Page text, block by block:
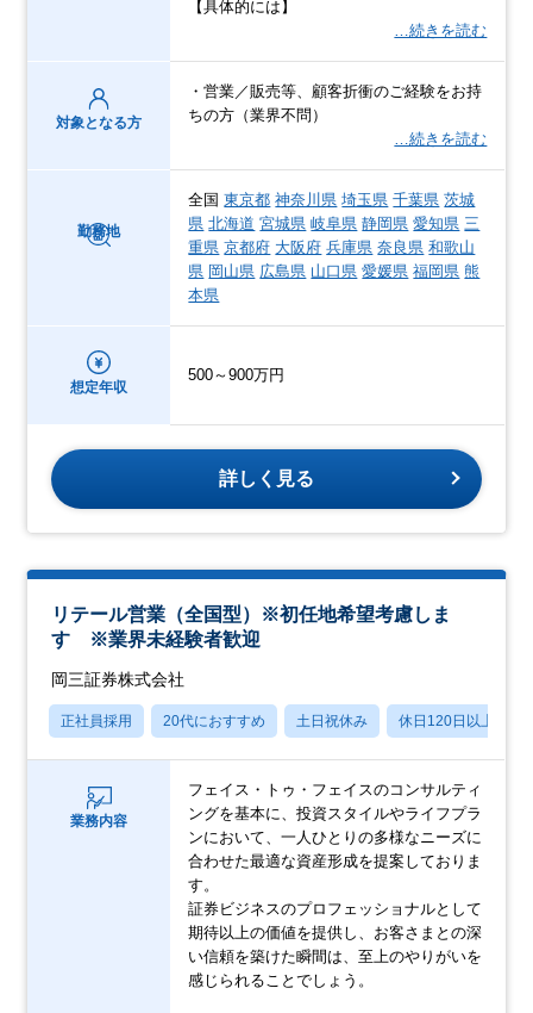
【具体的には】
…続きを読む
対象となる方
・営業／販売等、顧客折衝のご経験をお持
ちの方（業界不問）
…続きを読む
勤務地
全国東京都 神奈川県 埼玉県 千葉県 茨城
県 北海道 宮城県 岐阜県 静岡県 愛知県 三
重県 京都府 大阪府 兵庫県 奈良県 和歌山
県 岡山県 広島県 山口県 愛媛県 福岡県 熊
本県
想定年収
500～900万円
詳しく見る
リテール営業（全国型）※初任地希望考慮しま
す ※業界未経験者歓迎
岡三証券株式会社
正社員採用 20代におすすめ 土日祝休み 休日120日以上
業務内容
フェイス・トゥ・フェイスのコンサルティ
ングを基本に、投資スタイルやライフプラ
ンにおいて、一人ひとりの多様なニーズに
合わせた最適な資産形成を提案しておりま
す。
証券ビジネスのプロフェッショナルとして
期待以上の価値を提供し、お客さまとの深
い信頼を築けた瞬間は、至上のやりがいを
感じられることでしょう。